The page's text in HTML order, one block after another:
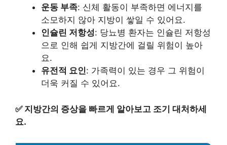
운동 부족: 신체 활동이 부족하면 에너지를
소모하지 않아 지방이 쌓일 수 있어요.
인슐린 저항성: 당뇨병 환자는 인슐린 저항성
으로 인해 쉽게 지방간에 걸릴 위험이 높아
요.
유전적 요인: 가족력이 있는 경우 그 위험이
더욱 커질 수 있어요.
✅ 지방간의 증상을 빠르게 알아보고 조기 대처하세
요.